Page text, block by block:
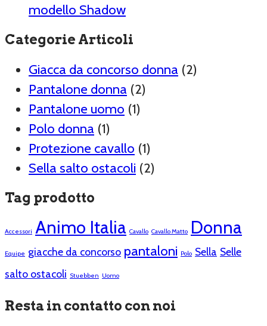
modello Shadow
Categorie Articoli
Giacca da concorso donna (2)
Pantalone donna (2)
Pantalone uomo (1)
Polo donna (1)
Protezione cavallo (1)
Sella salto ostacoli (2)
Tag prodotto
Accessori Animo Italia Cavallo Cavallo Matto Donna
Equipe giacche da concorso pantaloni Polo Sella Selle
salto ostacoli Stuebben Uomo
Resta in contatto con noi